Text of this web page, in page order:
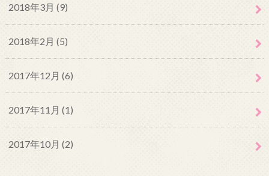
2018年3月 (9)
2018年2月 (5)
2017年12月 (6)
2017年11月 (1)
2017年10月 (2)